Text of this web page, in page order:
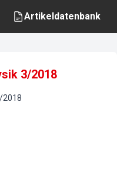
Artikeldatenbank
3/2018
/2018